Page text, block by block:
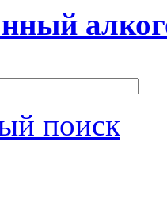
поиск